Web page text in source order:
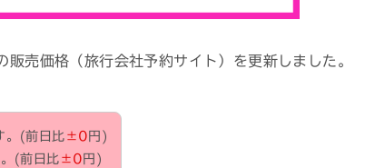
価格（旅行会社予約サイト）を更新しました。
(前日比 ±0 円)
(前日比 ±0 円)